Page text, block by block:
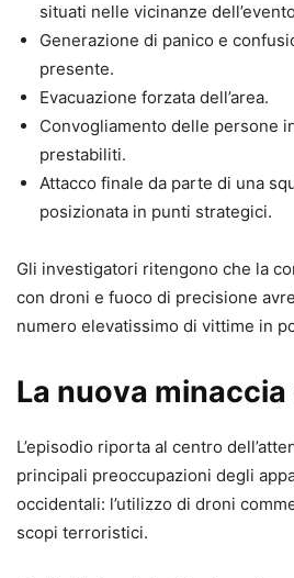
situati nelle vicinanze
Generazione di panico e
presente.
Evacuazione forzata dell’area.
Convogliamento delle persone
prestabiliti.
Attacco finale da parte di una
posizionata in punti strategici.
Gli investigatori ritengono che la
con droni e fuoco di precisione
numero elevatissimo di vittime in
La nuova
L’episodio riporta al centro
principali preoccupazioni degli
occidentali: l’utilizzo di droni
scopi terroristici.